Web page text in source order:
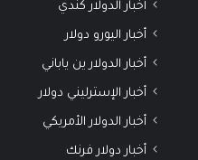
أخبار الدولار كندي
أخبار اليورو دولار
أخبار الدولار ين ياباني
أخبار الإسترليني دولار
أخبار الدولار الأمريكي
أخبار دولار فرنك